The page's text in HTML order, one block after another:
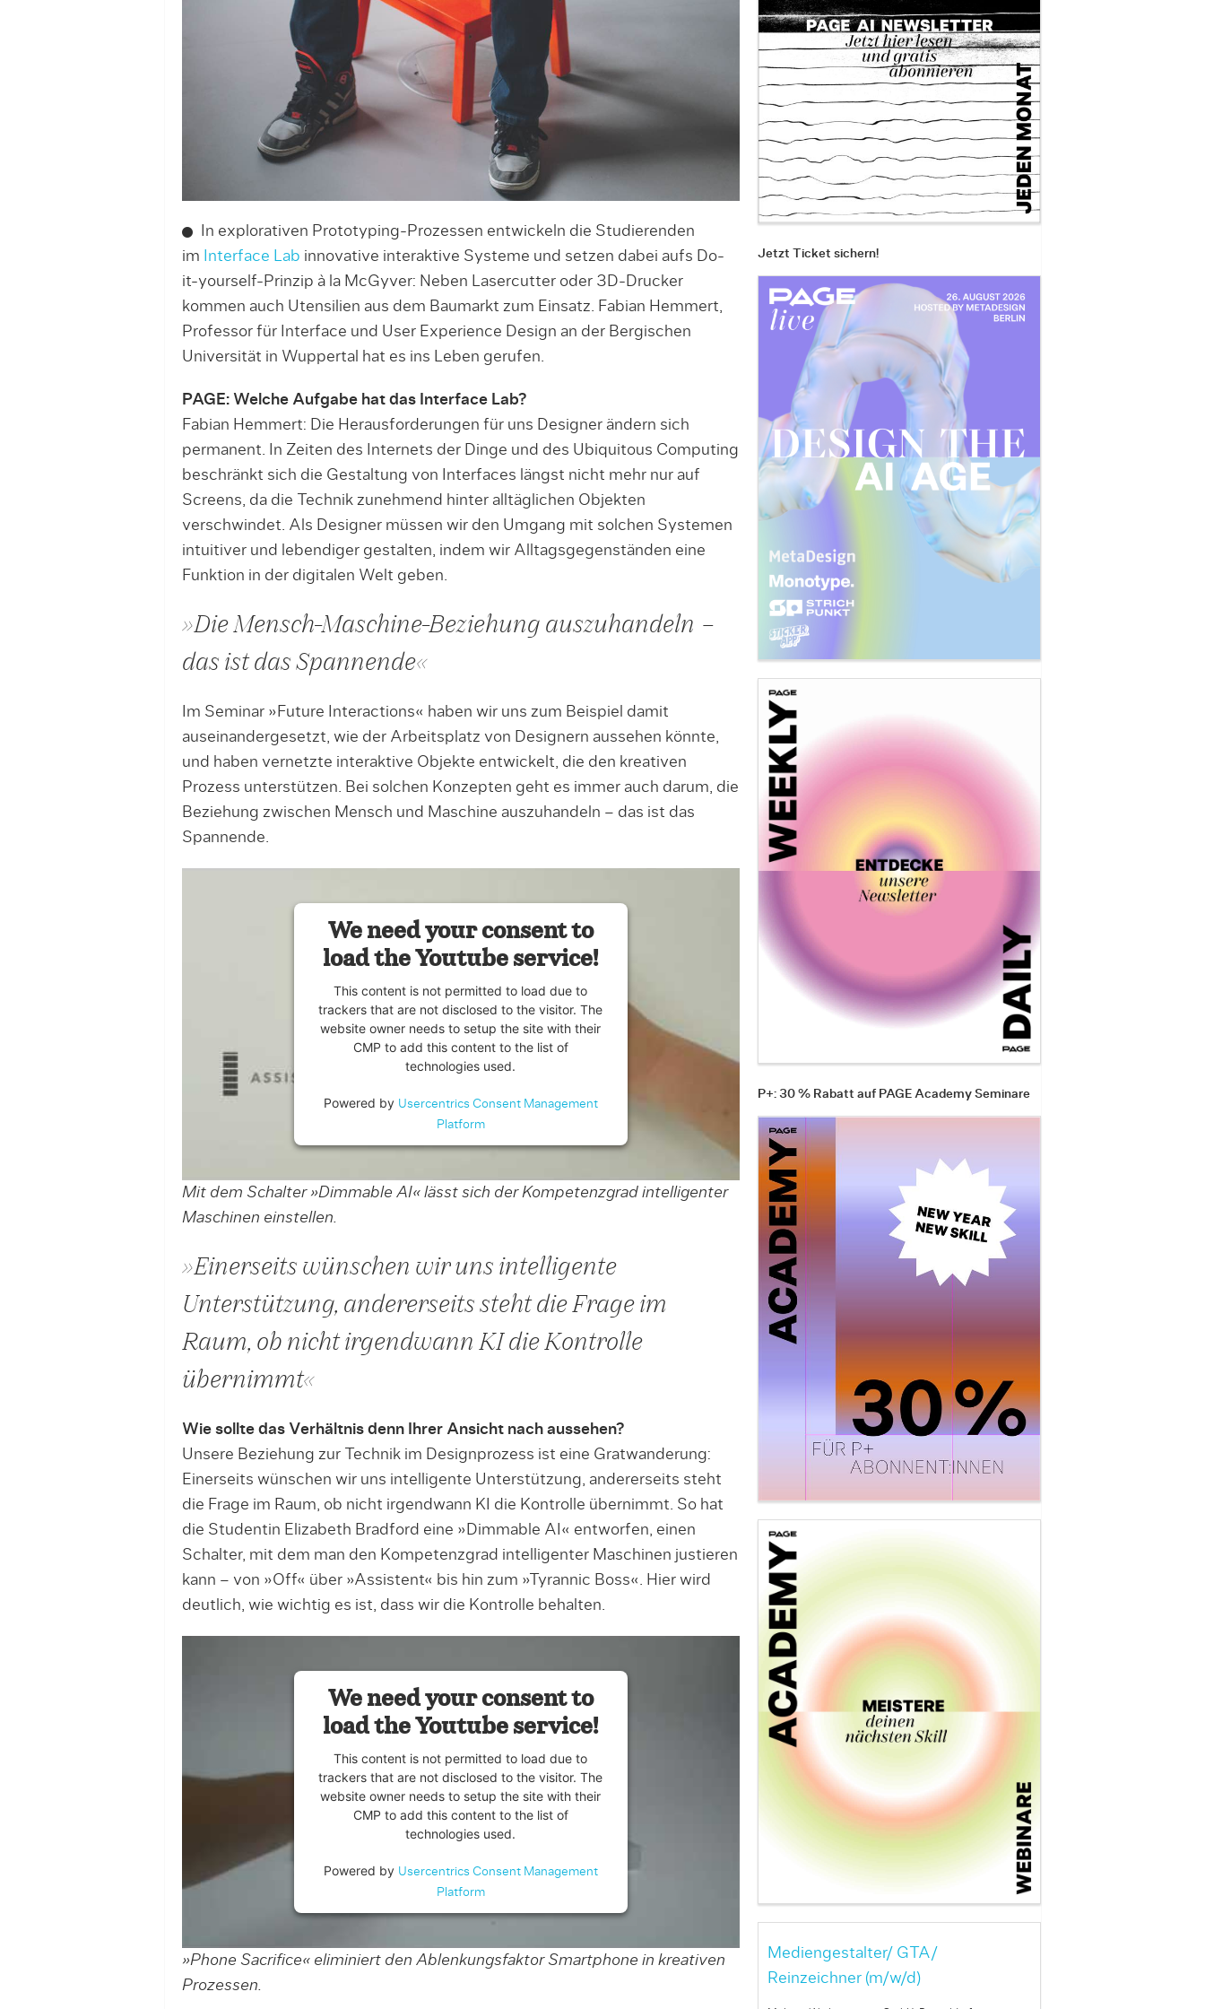
In explorativen Prototyping-Prozessen entwickeln die Studierenden
im
Interface Lab innovative interaktive Systeme und setzen dabei aufs Do-
it-yourself-Prinzip à la McGyver: Neben Lasercutter oder 3D-Drucker
kommen auch Utensilien aus dem Baumarkt zum Einsatz. Fabian Hemmert,
Professor für Interface und User Experience Design an der Bergischen
Universität in Wuppertal hat es ins Leben gerufen.
PAGE: Welche Aufgabe hat das Interface Lab?
Fabian Hemmert: Die Herausforderungen für uns Designer ändern sich
permanent. In Zeiten des Internets der Dinge und des Ubiquitous Computing
beschränkt sich die Gestaltung von Interfaces längst nicht mehr nur auf
Screens, da die Technik zunehmend hinter alltäglichen Objekten
verschwindet. Als Designer müssen wir den Umgang mit solchen Systemen
intuitiver und lebendiger gestalten, indem wir Alltagsgegenständen eine
Funktion in der digitalen Welt geben.
»Die Mensch-Maschine-Beziehung auszuhandeln –
das ist das Spannende«
Im Seminar »Future Interactions« haben wir uns zum Beispiel damit
auseinandergesetzt, wie der Arbeitsplatz von Designern aussehen könnte,
und haben vernetzte interaktive Objekte entwickelt, die den kreativen
Prozess unterstützen. Bei solchen Konzepten geht es immer auch darum, die
Beziehung zwischen Mensch und Maschine auszuhandeln – das ist das
Spannende.
We need your consent to
load the Youtube service!
This content is not permitted to load due to
trackers that are not disclosed to the visitor. The
website owner needs to setup the site with their
CMP to add this content to the list of
technologies used.
Powered by Usercentrics Consent Management
Platform
Mit dem Schalter »Dimmable AI« lässt sich der Kompetenzgrad intelligenter
Maschinen einstellen.
»Einerseits wünschen wir uns intelligente
Unterstützung, andererseits steht die Frage im
Raum, ob nicht irgendwann KI die Kontrolle
übernimmt«
Wie sollte das Verhältnis denn Ihrer Ansicht nach aussehen?
Unsere Beziehung zur Technik im Designprozess ist eine Gratwanderung:
Einerseits wünschen wir uns intelligente Unterstützung, andererseits steht
die Frage im Raum, ob nicht irgendwann KI die Kontrolle übernimmt. So hat
die Studentin Elizabeth Bradford eine »Dimmable AI« entworfen, einen
Schalter, mit dem man den Kompetenzgrad intelligenter Maschinen justieren
kann – von »Off« über »Assistent« bis hin zum »Tyrannic Boss«. Hier wird
deutlich, wie wichtig es ist, dass wir die Kontrolle behalten.
We need your consent to
load the Youtube service!
This content is not permitted to load due to
trackers that are not disclosed to the visitor. The
website owner needs to setup the site with their
CMP to add this content to the list of
technologies used.
Powered by Usercentrics Consent Management
Platform
»Phone Sacrifice« eliminiert den Ablenkungsfaktor Smartphone in kreativen
Prozessen.
Jetzt Ticket sichern!
P+: 30 % Rabatt auf PAGE Academy Seminare
Mediengestalter/ GTA/
Reinzeichner (m/w/d)